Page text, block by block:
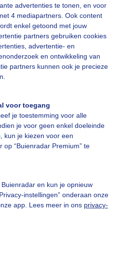
advertenties te tonen, en voor
4 mediapartners. Ook content
enkel getoond met jouw
partners gebruiken cookies
advertentie- en
en ontwikkeling van
partners kunnen ook je precieze
voor toegang
je toestemming voor alle
je voor geen enkel doeleinde
kun je kiezen voor een
“Buienradar Premium” te
en kun je opnieuw
instellingen” onderaan onze
app. Lees meer in ons privacy-